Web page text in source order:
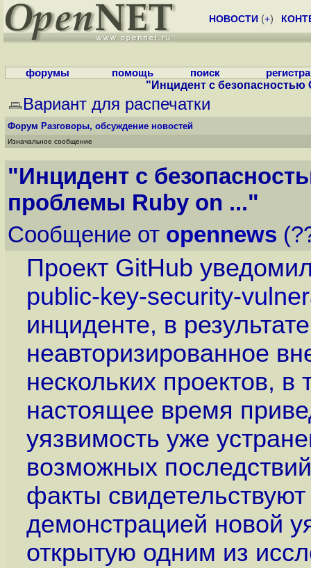
НОВОСТИ (+)
форумы помощь поиск
"Инцидент с безопасностью
Вариант для распечатки
Форум Разговоры, обсуждение новостей
Изначальное сообщение
"Инцидент с
проблемы Ruby on ..."
Сообщение от opennews
Проект GitHub
public-key-security-
инциденте, в
неавторизированное
нескольких проектов,
настоящее время
уязвимость уже
возможных
факты
демонстрацией новой
открытую одним из